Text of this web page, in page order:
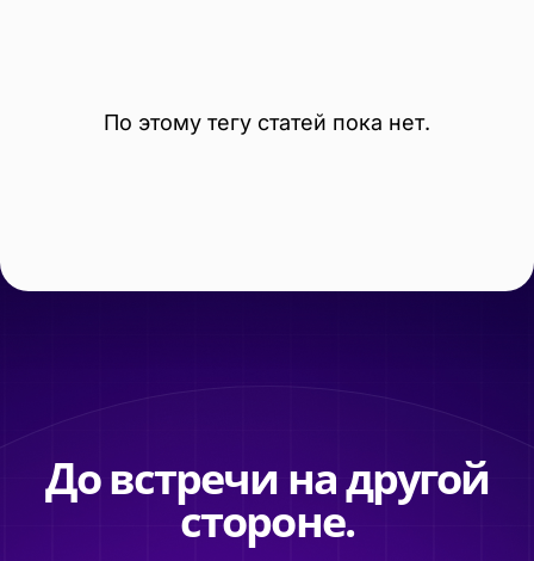
По этому тегу статей пока нет.
До встречи на другой
стороне.